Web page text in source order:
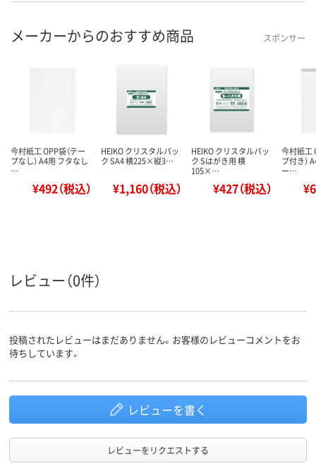
メーカーからのおすすめ商品 スポンサー
今村紙工 OPP袋（テー
プなし） A4用 フタなし
…
¥492（税込）
HEIKO クリスタルパッ
ク SA4 横225×縦3…
¥1,160（税込）
HEIKO クリスタルパッ
ク Sはがき用 横
105×…
¥427（税込）
今村紙工
プ付き）
ー…
レビュー（0件）
投稿されたレビューはまだありません。お客様のレビューコメントをお
待ちしています。
レビューを書く
レビューをリクエストする